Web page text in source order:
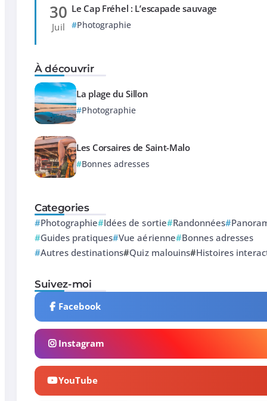
30
Juil
Le Cap Fréhel : L’escapade sauvage
Photographie
À découvrir
La plage du Sillon
Photographie
Les Corsaires de Saint-Malo
Bonnes adresses
Categories
Photographie Idées de sortie Randonnées
Guides pratiques Vue aérienne Bonnes adresses
Autres destinations Quiz malouins Histoires
Suivez-moi
Facebook
Instagram
YouTube